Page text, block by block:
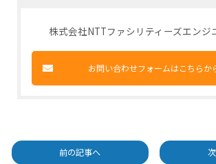
株式会社NTTファシリティーズエンジ
お問い合わせフォームはこちらか
前の記事へ